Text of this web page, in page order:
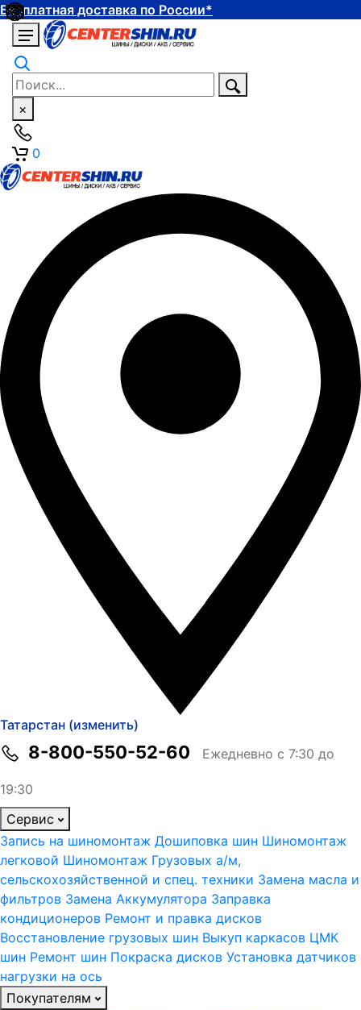
Бесплатная доставка по России*
×
0
Татарстан (изменить)
8-800-550-52-60 Ежедневно с 7:30 до
19:30
Сервис
Запись на шиномонтаж Дошиповка шин Шиномонтаж
легковой Шиномонтаж Грузовых а/м,
сельскохозяйственной и спец. техники Замена масла и
фильтров Замена Аккумулятора Заправка
кондиционеров Ремонт и правка дисков
Восстановление грузовых шин Выкуп каркасов ЦМК
шин Ремонт шин Покраска дисков Установка датчиков
нагрузки на ось
Покупателям